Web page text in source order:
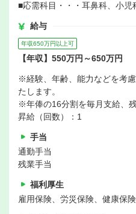
■応需科目・・・耳鼻科、小児
給与
年収650万円以上可
【年収】550万円～650万円
※経験、年齢、能力などを考
たします。
※年俸の16分割を毎月支給、
昇給（回数）：1
手当
通勤手当
残業手当
福利厚生
雇用保険、労災保険、健康保